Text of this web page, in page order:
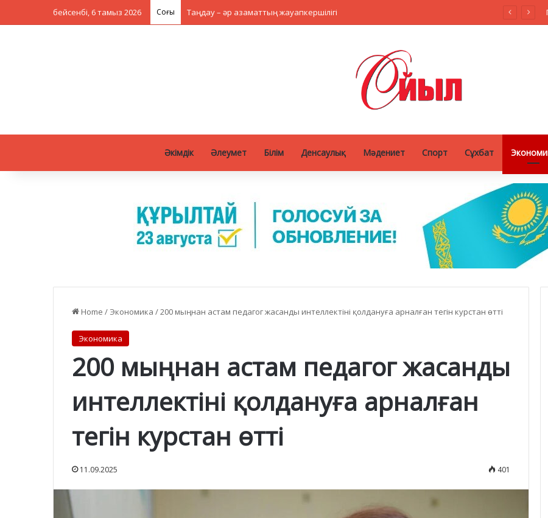
бейсенбі, 6 тамыз 2026 Соңғы Таңдау – әр азаматтың жауапкершілігі
Әкімдік Әлеумет Білім Денсаулық Мәдениет Спорт Сұхбат
Home / Экономика /200 мыңнан астам педагог жасанды интеллектіні қолдануға арналған тегін курстан өтті
Экономика
200 мыңнан астам педагог жасанды
интеллектіні қолдануға арналған
тегін курстан өтті
11.09.2025 401